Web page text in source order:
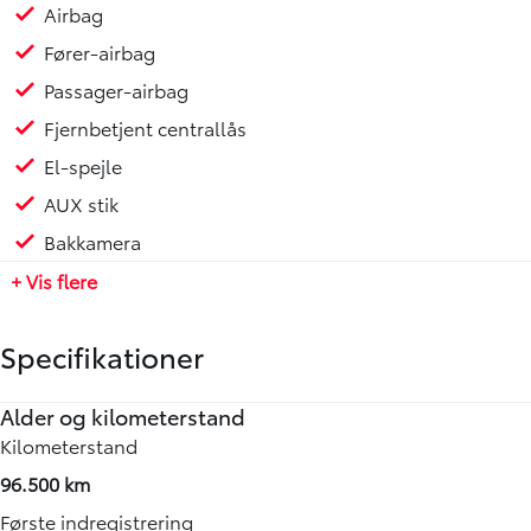
Airbag
Fører-airbag
Passager-airbag
Fjernbetjent centrallås
El-spejle
AUX stik
Bakkamera
+ Vis flere
Specifikationer
Alder og kilometerstand
Kilometerstand
96.500 km
Første indregistrering
Motor og ydelse
0-100 km/t
11,00 sek.
Tophastighed
Elektriske egenskaber
Batteristørrelse
-
Rækkevidde (WLTP)
Rummelighed og mål
Køreklar vægt
1504 kg
Totalvægt
Økonomi
Brændstofforbrug (WLTP)
26,30 km/l
Grøn ejerafgift (årlig)
Annoncedata
Senest rettet
15-06-2026
Vognnummer